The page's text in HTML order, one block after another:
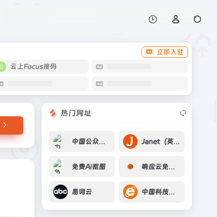
立即入驻
云上Focus接码
热门网址
中国公众健康网 Janet（英国科研教育网络）
免费Ai抠图 响应云免费建站
易词云 中国科技论文在线(全免费OA论文库)